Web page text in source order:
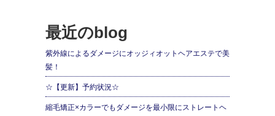
最近のblog
紫外線によるダメージにオッジィオットヘアエステで美
髪！
☆【更新】予約状況☆
縮毛矯正×カラーでもダメージを最小限にストレートヘ